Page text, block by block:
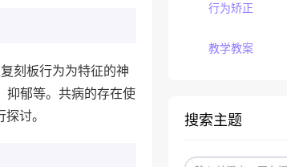
刻板行为为特征的神
抑郁等。共病的存在使
讨。
行为矫正
教学教案
搜索主题